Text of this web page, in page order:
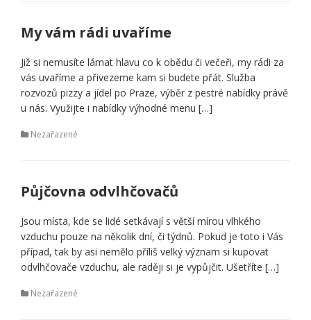
My vám rádi uvaříme
Již si nemusíte lámat hlavu co k obědu či večeři, my rádi za
vás uvaříme a přivezeme kam si budete přát. Služba
rozvozů pizzy a jídel po Praze, výběr z pestré nabídky právě
u nás. Využijte i nabídky výhodné menu […]
Nezařazené
Půjčovna odvlhčovačů
Jsou místa, kde se lidé setkávají s větší mírou vlhkého
vzduchu pouze na několik dní, či týdnů. Pokud je toto i Vás
případ, tak by asi nemělo příliš velký význam si kupovat
odvlhčovače vzduchu, ale raději si je vypůjčit. Ušetříte […]
Nezařazené